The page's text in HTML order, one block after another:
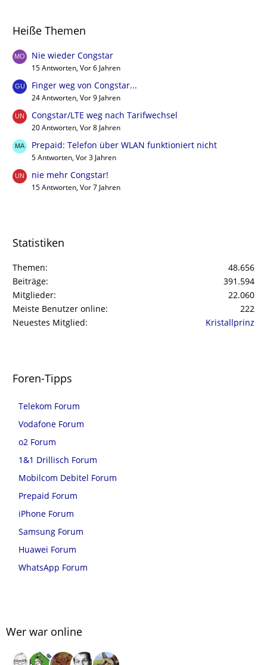
Heiße Themen
Nie wieder Congstar
15 Antworten, Vor 6 Jahren
Finger weg von Congstar...
24 Antworten, Vor 9 Jahren
Congstar/LTE weg nach Tarifwechsel
20 Antworten, Vor 8 Jahren
Prepaid: Telefon über WLAN funktioniert nicht
5 Antworten, Vor 3 Jahren
nie mehr Congstar!
15 Antworten, Vor 7 Jahren
Statistiken
Themen
48.656
Beiträge
391.594
Mitglieder
22.060
Meiste Benutzer online
222
Neuestes Mitglied
Kristallprinz
Foren-Tipps
Telekom Forum
Vodafone Forum
o2 Forum
1&1 Drillisch Forum
Mobilcom Debitel Forum
Prepaid Forum
iPhone Forum
Samsung Forum
Huawei Forum
WhatsApp Forum
Wer war online